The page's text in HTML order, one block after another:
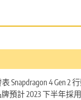
Snapdragon 4 Gen 2
預計 2023 下半年採用